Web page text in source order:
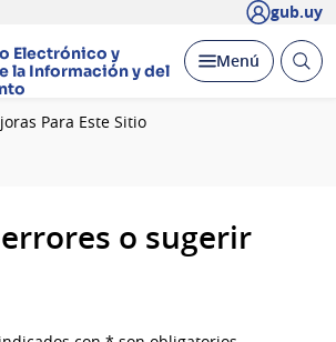
gub.uy
Electrónico y
la Información y del
Desplegar
Menú Abrir
Para Este Sitio
o sugerir